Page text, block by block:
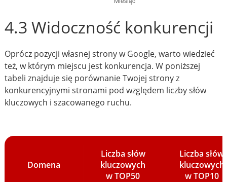
4.3 Widoczność konkurencji
Oprócz pozycji własnej strony w Google, warto wiedzieć
też, w którym miejscu jest konkurencja. W poniższej
tabeli znajduje się porównanie Twojej strony z
konkurencyjnymi stronami pod względem liczby słów
kluczowych i szacowanego ruchu.
Domena
Liczba słów
kluczowych
w TOP50
Liczba słów
kluczowych
w TOP10